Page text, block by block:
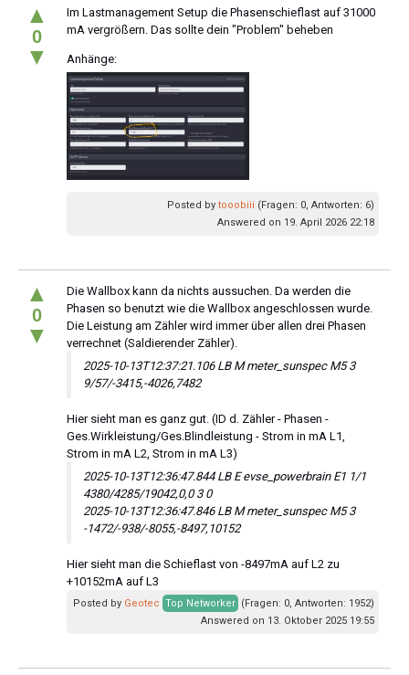
▲
0
▼
Im Lastmanagement Setup die Phasenschieflast auf 31000
mA vergrößern. Das sollte dein "Problem" beheben
Anhänge:
Posted by tooobiii (Fragen: 0, Antworten: 6)
Answered on 19. April 2026 22:18
▲
0
▼
Die Wallbox kann da nichts aussuchen. Da werden die
Phasen so benutzt wie die Wallbox angeschlossen wurde.
Die Leistung am Zähler wird immer über allen drei Phasen
verrechnet (Saldierender Zähler).
2025-10-13T12:37:21.106 LB M meter_sunspec M5 3
9/57/-3415,-4026,7482
Hier sieht man es ganz gut. (ID d. Zähler - Phasen -
Ges.Wirkleistung/Ges.Blindleistung - Strom in mA L1,
Strom in mA L2, Strom in mA L3)
2025-10-13T12:36:47.844 LB E evse_powerbrain E1 1/1
4380/4285/19042,0,0 3 0
2025-10-13T12:36:47.846 LB M meter_sunspec M5 3
-1472/-938/-8055,-8497,10152
Hier sieht man die Schieflast von -8497mA auf L2 zu
+10152mA auf L3
Posted by Geotec Top Networker (Fragen: 0, Antworten: 1952)
Answered on 13. Oktober 2025 19:55